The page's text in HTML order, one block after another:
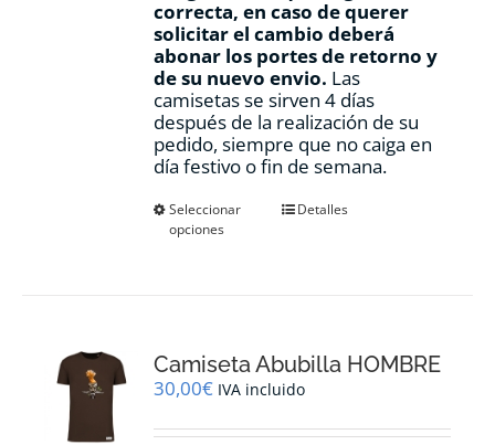
correcta, en caso de querer
solicitar el cambio deberá
abonar los portes de retorno y
de su nuevo envio. Las
camisetas se sirven 4 días
después de la realización de su
pedido, siempre que no caiga en
día festivo o fin de semana.
Seleccionar
opciones
Este
se
pueden
en
Detalles
Camiseta Abubilla HOMBRE
30,00€ IVA incluido